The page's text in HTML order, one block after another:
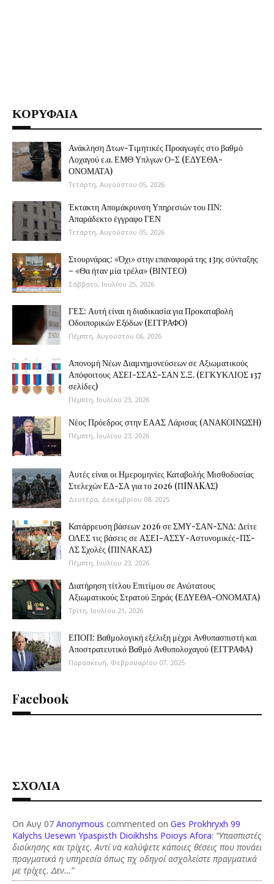
ΚΟΡΥΦΑΙΑ
Ανάκληση Δτων-Τιμητικές Προαγωγές στο βαθμό
Λοχαγού ε.α. ΕΜΘ Υπλγων Ο-Σ (ΕΔΥΕΘΑ-
ΟΝΟΜΑΤΑ)
Τετάρτη, Αυγούστου 05, 2026
Έκτακτη Απομάκρυνση Υπηρεσιών του ΠΝ:
Απαράδεκτο έγγραφο ΓΕΝ
Τετάρτη, Αυγούστου 05, 2026
Στουρνάρας: «Όχι» στην επαναφορά της 13ης σύνταξης
– «Θα ήταν μία τρέλα» (ΒΙΝΤΕΟ)
Σάββατο, Ιουλίου 25, 2026
ΓΕΣ: Αυτή είναι η διαδικασία για Προκαταβολή
Οδοιπορικών Εξόδων (ΕΓΓΡΑΦΟ)
Πέμπτη, Αυγούστου 06, 2026
Απονομή Νέων Διαμνημονεύσεων σε Αξιωματικούς
Απόφοιτους ΑΣΕΙ-ΣΣΑΣ-ΣΑΝ Σ.Ξ. (ΕΓΚΥΚΛΙΟΣ 137
σελίδες)
Πέμπτη, Ιουλίου 23, 2026
Νέος Πρόεδρος στην ΕΑΑΣ Λάρισας (ΑΝΑΚΟΙΝΩΣΗ)
Πέμπτη, Ιουλίου 23, 2026
Αυτές είναι οι Ημερομηνίες Καταβολής Μισθοδοσίας
Στελεχών ΕΔ-ΣΑ για το 2026 (ΠINAKAΣ)
Δευτέρα, Δεκεμβρίου 08, 2025
Κατάρρευση βάσεων 2026 σε ΣΜΥ-ΣΑΝ-ΣΝΔ: Δείτε
ΟΛΕΣ τις βάσεις σε ΑΣΕΙ-ΑΣΣΥ-Αστυνομικές-ΠΣ-
ΛΣ Σχολές (ΠΙΝΑΚΑΣ)
Πέμπτη, Ιουλίου 23, 2026
Διατήρηση τίτλου Επιτίμου σε Ανώτατους
Αξιωματικούς Στρατού Ξηράς (ΕΔΥΕΘΑ-ΟΝΟΜΑΤΑ)
Τρίτη, Ιουλίου 21, 2026
ΕΠΟΠ: Βαθμολογική εξέλιξη μέχρι Ανθυπασπιστή και
Αποστρατευτικό Βαθμό Ανθυπολοχαγού (ΕΓΓΡΑΦΑ)
Παρασκευή, Φεβρουαρίου 07, 2025
Facebook
ΣΧΟΛΙΑ
On Αυγ 07 Anonymous commented on Ges Prokhryxh 99
Kalychs Uesewn Ypaspisth Dioikhshs Poioys Afora: “Υπασπιστές
διοίκησης και τρίχες. Αντί να καλύψετε κάποιες θέσεις που πονάει
πραγματικά η υπηρεσία όπως πχ οδηγοί ασχολείστε πραγματικά
με τρίχες. Δεν…”